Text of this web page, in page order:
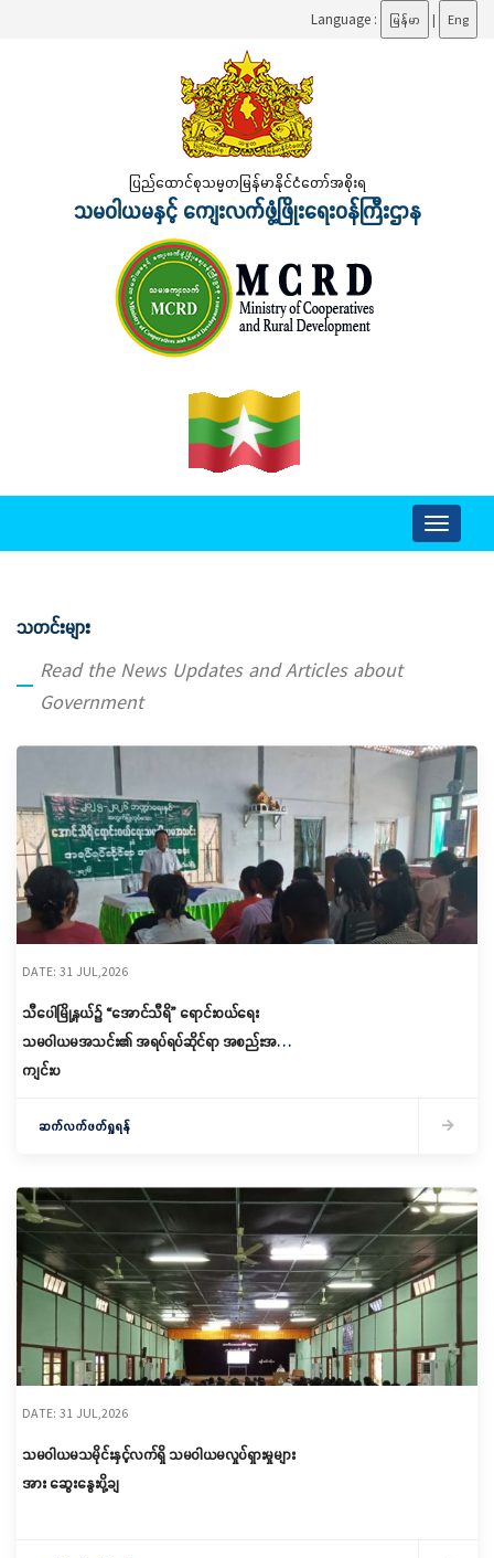
Language : မြန်မာ | Eng
ပြည်ထောင်စုသမ္မတမြန်မာနိုင်ငံတော်အစိုးရ
သမဝါယမနှင့် ကျေးလက်ဖွံ့ဖြိုးရေးဝန်ကြီးဌာန
Toggle
သတင်းများ
Read the News Updates and Articles about
Government
DATE: 31 JUL,2026
သီပေါမြို့နယ်၌ “အောင်သီရိ” ရောင်းဝယ်ရေး
သမဝါယမအသင်း၏ အရပ်ရပ်ဆိုင်ရာ အစည်းအဝေး
ကျင်းပ
ဆက်လက်ဖတ်ရှုရန်
DATE: 31 JUL,2026
သမဝါယမသမိုင်းနှင့်လက်ရှိ သမဝါယမလှုပ်ရှားမှုများ
အား ဆွေးနွေးပို့ချ